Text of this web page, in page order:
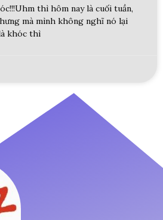
thì hôm nay là cuối tuần,
mà mình không nghĩ nó lại
khóc thì